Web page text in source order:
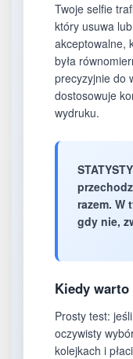
Twoje selfie
który usuwa
akceptowalne,
była
precyzyjnie do
dostosowuje
wydruku.
razem. W
gdy nie,
Kiedy
Prosty test:
oczywisty
kolejkach i